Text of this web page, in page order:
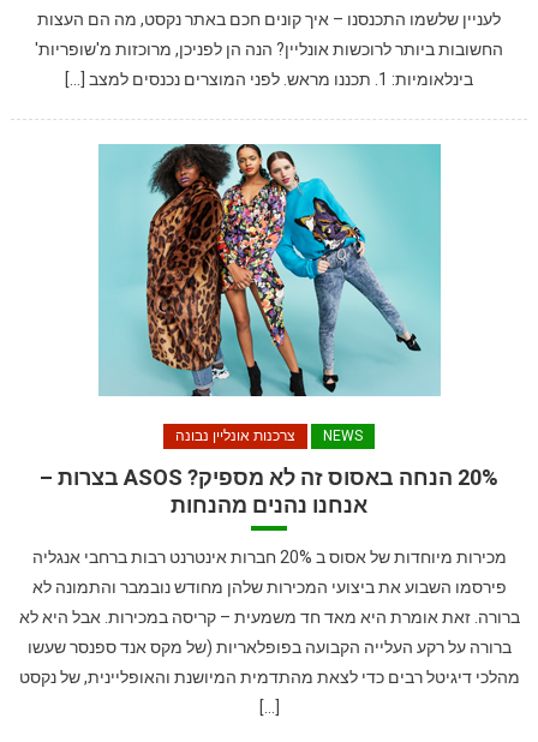
לעניין שלשמו התכנסנו – איך קונים חכם באתר נקסט, מה הם העצות
החשובות ביותר לרוכשות אונליין? הנה הן לפניכן, מרוכזות מ'שופריות'
בינלאומיות: 1. תכננו מראש. לפני המוצרים נכנסים למצב […]
NEWS צרכנות אונליין נבונה
20% הנחה באסוס זה לא מספיק? ASOS בצרות –
אנחנו נהנים מהנחות
מכירות מיוחדות של אסוס ב 20% חברות אינטרנט רבות ברחבי אנגליה
פירסמו השבוע את ביצועי המכירות שלהן מחודש נובמבר והתמונה לא
ברורה. זאת אומרת היא מאד חד משמעית – קריסה במכירות. אבל היא לא
ברורה על רקע העלייה הקבועה בפופלאריות (של מקס אנד ספנסר שעשו
מהלכי דיגיטל רבים כדי לצאת מהתדמית המיושנת והאופליינית, של נקסט
[…]